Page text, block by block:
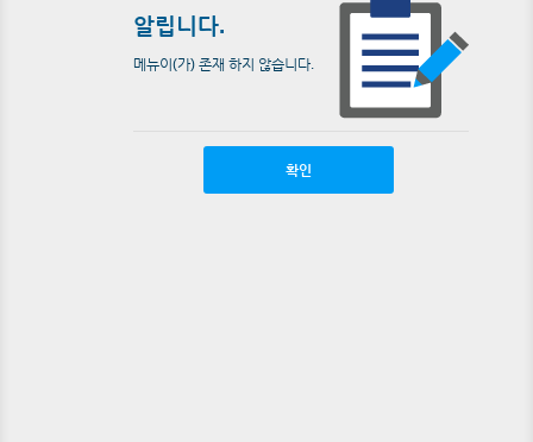
알립니다.
메뉴이(가) 존재 하지 않습니다.